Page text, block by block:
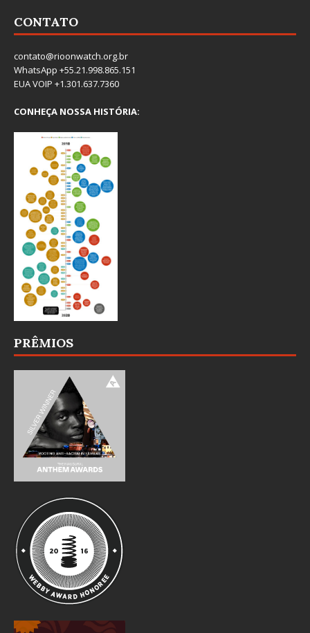
CONTATO
contato@rioonwatch.org.br
WhatsApp +55.21.998.865.151
EUA VOIP +1.301.637.7360
CONHEÇA NOSSA HISTÓRIA:
PRÊMIOS